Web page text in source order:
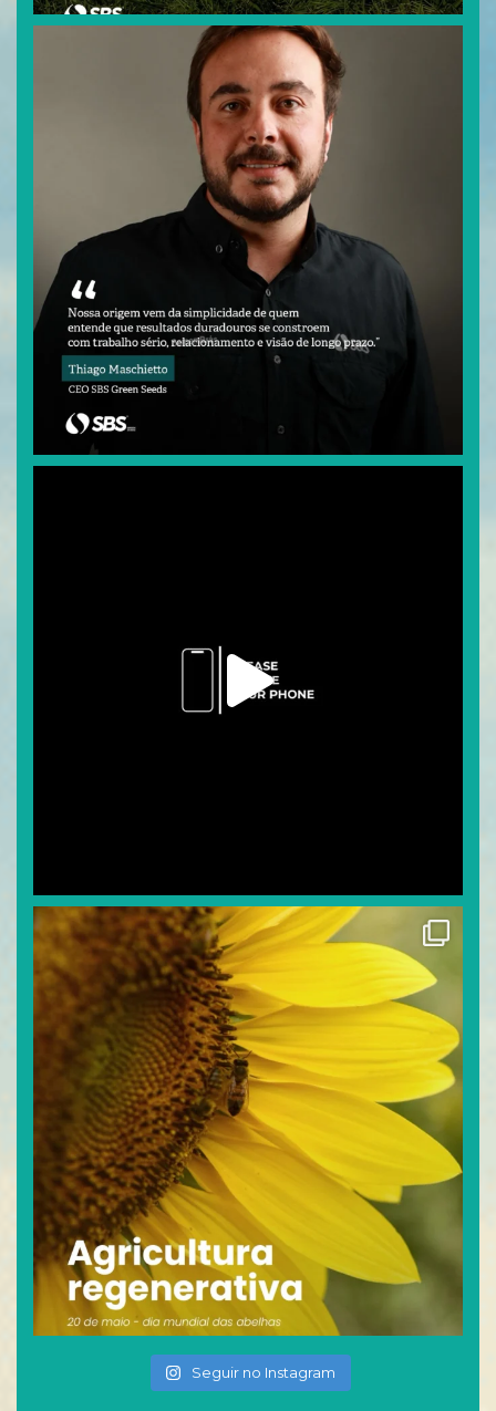
Seguir no Instagram